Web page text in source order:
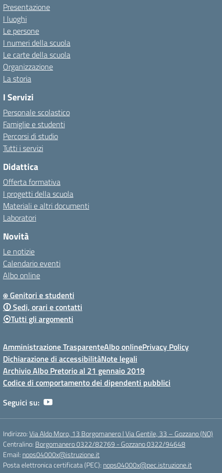
Presentazione
I luoghi
Le persone
I numeri della scuola
Le carte della scuola
Organizzazione
La storia
I Servizi
Personale scolastico
Famiglie e studenti
Percorsi di studio
Tutti i servizi
Didattica
Offerta formativa
I progetti della scuola
Materiali e altri documenti
Laboratori
Novità
Le notizie
Calendario eventi
Albo online
⍟ Genitori e studenti
🛈 Sedi, orari e contatti
⦿Tutti gli argomenti
Amministrazione TrasparenteAlbo onlinePrivacy Policy
Dichiarazione di accessibilitàNote legali
Archivio Albo Pretorio al 21 gennaio 2019
Codice di comportamento dei dipendenti pubblici
Seguici su:
Indirizzo:Via Aldo Moro, 13 Borgomanero | Via Gentile, 33 – Gozzano (NO)
Centralino: Borgomanero 0322/82769 - Gozzano 0322/94648
Email: nops04000x@istruzione.it
Posta elettronica certificata (PEC): nops04000x@pec.istruzione.it